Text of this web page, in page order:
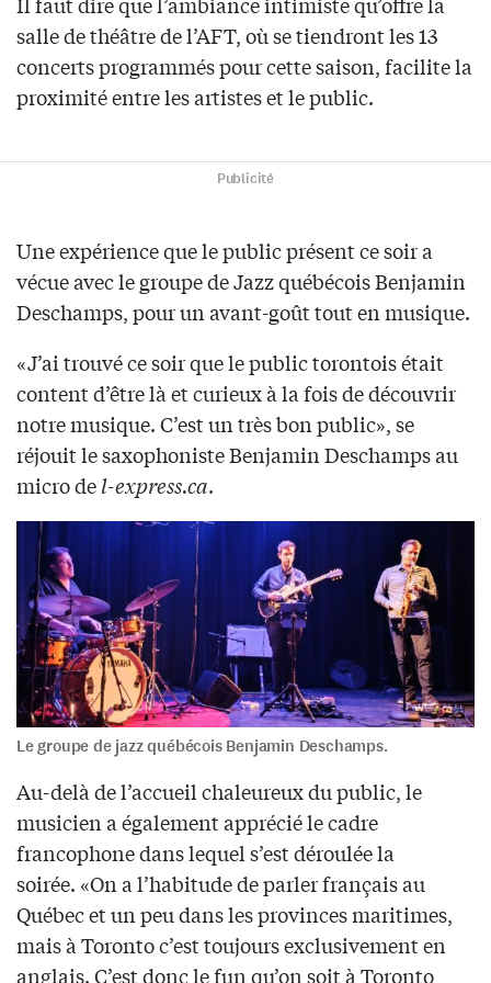
salle de théâtre de l’AFT, où se tiendront les 13
concerts programmés pour cette saison, facilite la
proximité entre les artistes et le public.
Publicité
Une expérience que le public présent ce soir a
vécue avec le groupe de Jazz québécois Benjamin
Deschamps, pour un avant-goût tout en musique.
«J’ai trouvé ce soir que le public torontois était
content d’être là et curieux à la fois de découvrir
notre musique. C’est un très bon public», se
réjouit le saxophoniste Benjamin Deschamps au
micro del-express.ca.
Le groupe de jazz québécois Benjamin Deschamps.
Au-delà de l’accueil chaleureux du public, le
musicien a également apprécié le cadre
francophone dans lequel s’est déroulée la
soirée. «On a l’habitude de parler français au
Québec et un peu dans les provinces maritimes,
mais à Toronto c’est toujours exclusivement en
anglais. C’est donc le fun qu’on soit à Toronto